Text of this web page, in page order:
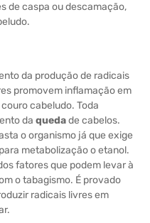
de caspa ou descamação,
da produção de radicais
promovem inflamação em
cabeludo. Toda
da quedade cabelos.
o organismo já que exige
metabolização o etanol.
fatores que podem levar à
o tabagismo. É provado
radicais livres em